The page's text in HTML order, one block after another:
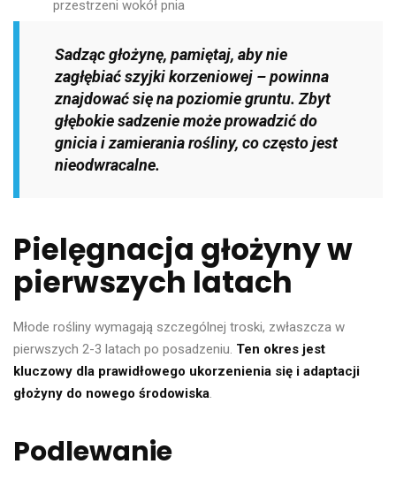
przestrzeni wokół pnia
Sadząc głożynę, pamiętaj, aby nie
zagłębiać szyjki korzeniowej – powinna
znajdować się na poziomie gruntu. Zbyt
głębokie sadzenie może prowadzić do
gnicia i zamierania rośliny, co często jest
nieodwracalne.
Pielęgnacja głożyny w
pierwszych latach
Młode rośliny wymagają szczególnej troski, zwłaszcza w
pierwszych 2-3 latach po posadzeniu. Ten okres jest
kluczowy dla prawidłowego ukorzenienia się i adaptacji
głożyny do nowego środowiska.
Podlewanie